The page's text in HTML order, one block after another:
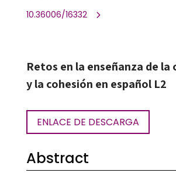
10.36006/16332
Retos en la enseñanza de la
y la cohesión en español L2
ENLACE DE DESCARGA
Abstract